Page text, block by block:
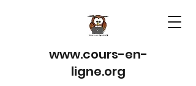
www.cours-en-
ligne.org